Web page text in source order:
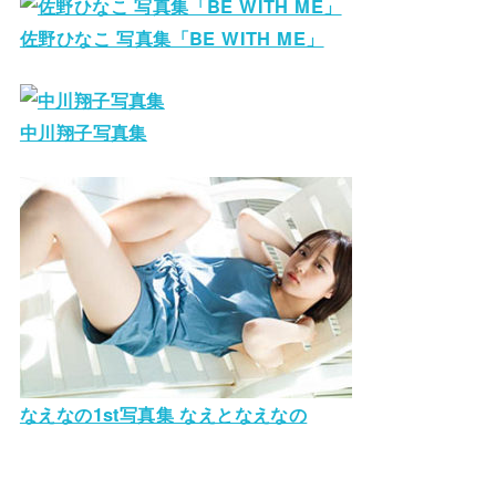
佐野ひなこ 写真集「BE WITH ME」
中川翔子写真集
なえなの1st写真集 なえとなえなの